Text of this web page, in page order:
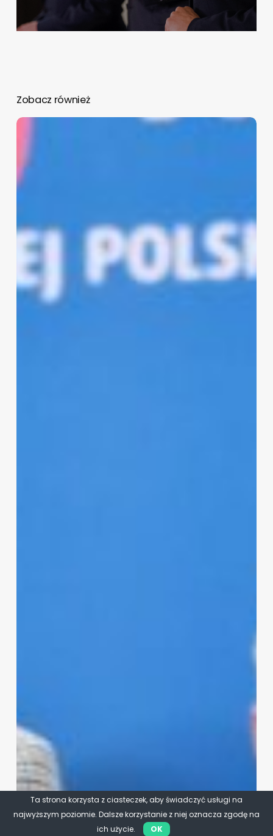
Zobacz również
Ta strona korzysta z ciasteczek, aby świadczyć usługi na
najwyższym poziomie. Dalsze korzystanie z niej oznacza zgodę na
ich użycie.
OK